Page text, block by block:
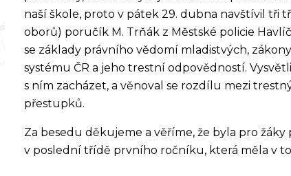
naší škole, proto v pátek 29. dubna navštívil
oborů) poručík M. Trňák z Městské policie
se základy právního vědomí mladistvých,
systému ČR a jeho trestní odpovědností.
s ním zacházet, a věnoval se rozdílu mezi
přestupků.
Za besedu děkujeme a věříme, že byla pro
v poslední třídě prvního ročníku, která měla v